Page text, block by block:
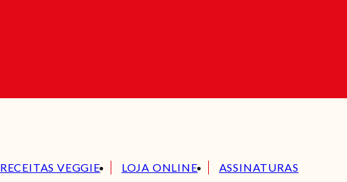
RECEITAS VEGGIE LOJA ONLINE ASSINATURAS